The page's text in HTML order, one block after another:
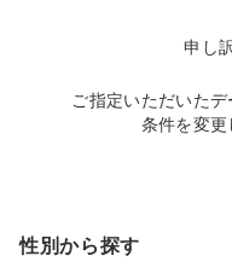
申し
ご指定いただいたデ
条件を変更
性別から探す